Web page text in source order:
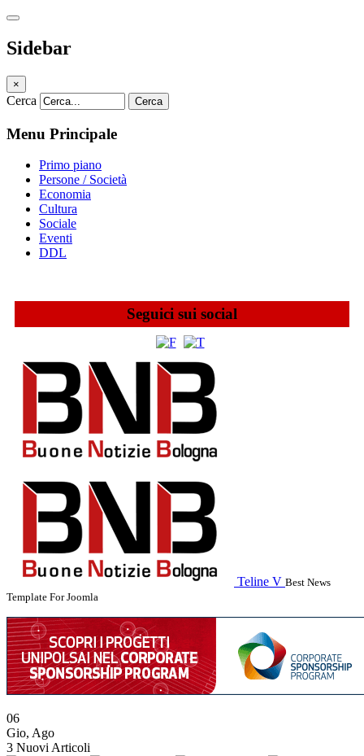
Sidebar
×
Cerca Cerca
Menu Principale
Primo piano
Persone / Società
Economia
Cultura
Sociale
Eventi
DDL
Seguici sui social
Teline V Best News
Template For Joomla
06
Gio, Ago
3 Nuovi Articoli